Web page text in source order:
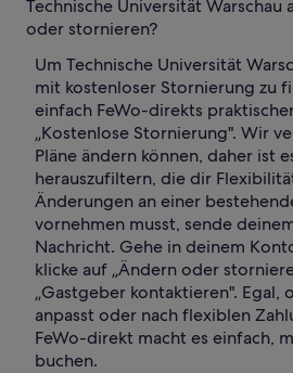
Technische Universität
oder stornieren?
Um Technische Universität
mit kostenloser Stornierung zu
einfach FeWo-direkts
„Kostenlose Stornierung". Wir
Pläne ändern können, daher ist
herauszufiltern, die dir
Änderungen an einer
vornehmen musst, sende
Nachricht. Gehe in deinem
klicke auf „Ändern oder
„Gastgeber kontaktieren". Egal,
anpasst oder nach flexiblen
FeWo-direkt macht es einfach,
buchen.